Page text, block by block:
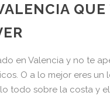
QUE
en Valencia y no te
O a lo mejor eres un
todo sobre la costa y